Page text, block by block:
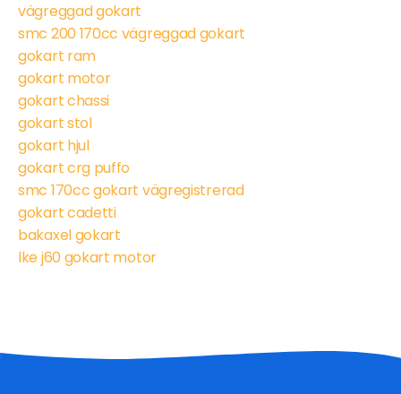
vägreggad gokart
smc 200 170cc vägreggad gokart
gokart ram
gokart motor
gokart chassi
gokart stol
gokart hjul
gokart crg puffo
smc 170cc gokart vägregistrerad
gokart cadetti
bakaxel gokart
lke j60 gokart motor